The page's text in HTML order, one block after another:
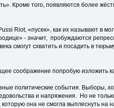
Кроме того, появляются более
Riot, «пусек», как их называют в
- значит, пробуждаются
смогут схватить и посадить в
соображение попробую изложить
политические события. Выборы,
и напряжения. Но не
она не смогла выплеснуть на